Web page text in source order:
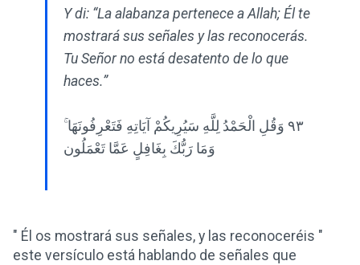
Y di: “La alabanza pertenece a Allah; Él te
mostrará sus señales y las reconocerás.
Tu Señor no está desatento de lo que
haces.”
٩٣ وَقُلِ الْحَمْدُ لِلَّهِ سَيُرِيكُمْ آيَاتِهِ فَتَعْرِفُونَهَا ۚ
وَمَا رَبُّكَ بِغَافِلٍ عَمَّا تَعْمَلُون
" Él os mostrará sus señales, y las reconoceréis "
este versículo está hablando de señales que